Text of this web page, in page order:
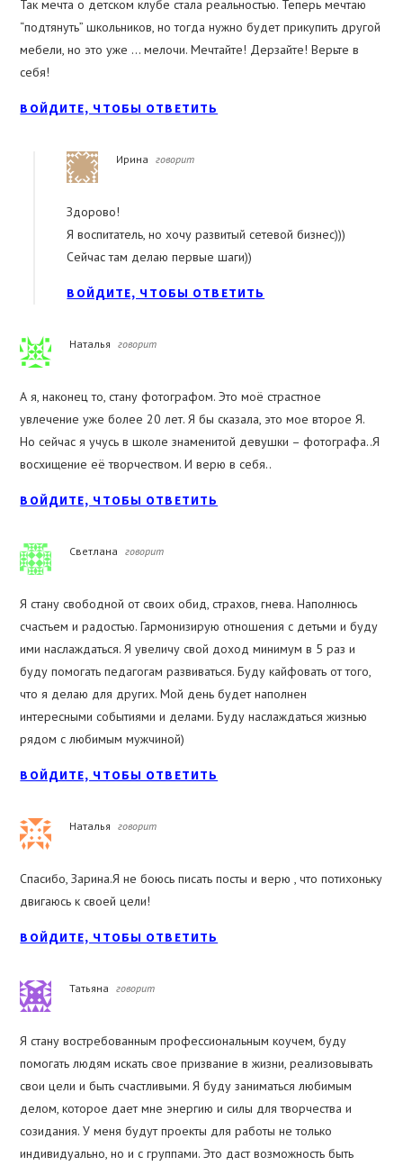
Так мечта о детском клубе стала реальностью. Теперь мечтаю
“подтянуть” школьников, но тогда нужно будет прикупить другой
мебели, но это уже … мелочи. Мечтайте! Дерзайте! Верьте в
себя!
ВОЙДИТЕ, ЧТОБЫ ОТВЕТИТЬ
Ирина говорит
Здорово!
Я воспитатель, но хочу развитый сетевой бизнес)))
Сейчас там делаю первые шаги))
ВОЙДИТЕ, ЧТОБЫ ОТВЕТИТЬ
Наталья говорит
А я, наконец то, стану фотографом. Это моё страстное
увлечение уже более 20 лет. Я бы сказала, это мое второе Я.
Но сейчас я учусь в школе знаменитой девушки – фотографа..Я
восхищение её творчеством. И верю в себя..
ВОЙДИТЕ, ЧТОБЫ ОТВЕТИТЬ
Светлана говорит
Я стану свободной от своих обид, страхов, гнева. Наполнюсь
счастьем и радостью. Гармонизирую отношения с детьми и буду
ими наслаждаться. Я увеличу свой доход минимум в 5 раз и
буду помогать педагогам развиваться. Буду кайфовать от того,
что я делаю для других. Мой день будет наполнен
интересными событиями и делами. Буду наслаждаться жизнью
рядом с любимым мужчиной)
ВОЙДИТЕ, ЧТОБЫ ОТВЕТИТЬ
Наталья говорит
Спасибо, Зарина.Я не боюсь писать посты и верю , что потихоньку
двигаюсь к своей цели!
ВОЙДИТЕ, ЧТОБЫ ОТВЕТИТЬ
Татьяна говорит
Я стану востребованным профессиональным коучем, буду
помогать людям искать свое призвание в жизни, реализовывать
свои цели и быть счастливыми. Я буду заниматься любимым
делом, которое дает мне энергию и силы для творчества и
созидания. У меня будут проекты для работы не только
индивидуально, но и с группами. Это даст возможность быть